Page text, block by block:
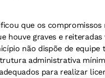
que os compromissos
houve graves e reiteradas
não dispõe de equipe
administrativa
para realizar